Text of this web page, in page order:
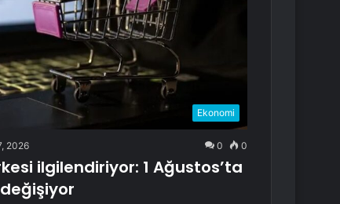
Ekonomi
2026 0 0
ilgilendiriyor: 1 Ağustos’ta